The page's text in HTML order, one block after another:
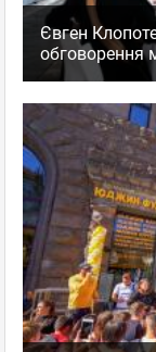
Євген
обговорення